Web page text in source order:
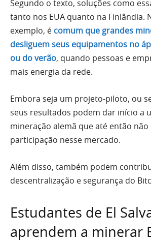
Segundo o texto, soluções como
tanto nos EUA quanto na Finlândia.
exemplo, é comum que grandes
desliguem seus equipamentos no
ou do verão, quando pessoas e
mais energia da rede.
Embora seja um projeto-piloto, ou
seus resultados podem dar início a
mineração alemã que até então
participação nesse mercado.
Além disso, também podem
descentralização e segurança do
Estudantes de El
aprendem a minerar